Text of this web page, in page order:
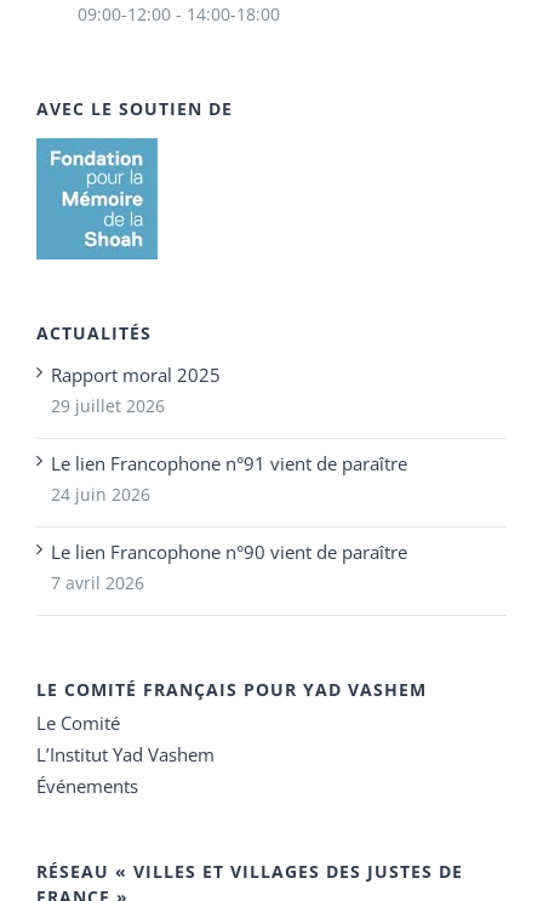
09:00-12:00 - 14:00-18:00
AVEC LE SOUTIEN DE
ACTUALITÉS
Rapport moral 2025
29 juillet 2026
Le lien Francophone n°91 vient de paraître
24 juin 2026
Le lien Francophone n°90 vient de paraître
7 avril 2026
LE COMITÉ FRANÇAIS POUR YAD VASHEM
Le Comité
L’Institut Yad Vashem
Événements
RÉSEAU « VILLES ET VILLAGES DES JUSTES DE
FRANCE »